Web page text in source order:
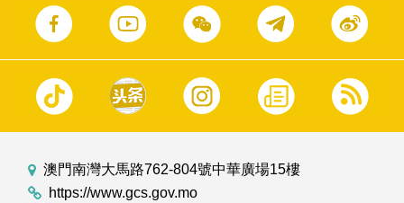
澳門南灣大馬路762-804號中華廣場15樓
https://www.gcs.gov.mo